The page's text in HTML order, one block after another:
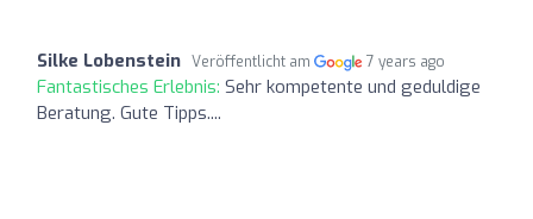
Silke Lobenstein Veröffentlicht am 7 years ago
Fantastisches Erlebnis: Sehr kompetente und geduldige
Beratung. Gute Tipps....